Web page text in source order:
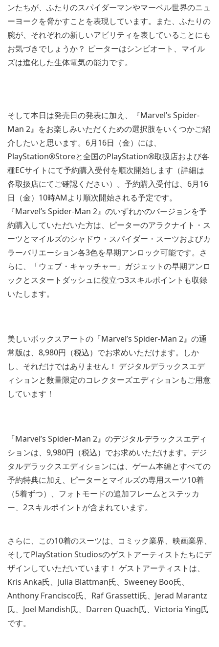
ンたちが、ふたりのスパイダーマンやマーベル世界のニュ
ーヨークを脅かすことを表現しています。また、ふたりの
腕が、それぞれの新しいアビリティを表していることにも
お気づきでしょうか？ ピーターはシンビオート、マイル
ズは進化した生体電気の能力です。
download
image
and
download
image
そして本日は発売日の発表に加え、『Marvel’s Spider-
Man 2』をお楽しみいただくための選択肢をいくつかご紹
介したいと思います。6月16日（金）には、
PlayStation®Storeと全国のPlayStation®取扱店および各
種ECサイトにて予約購入受付を順次開始します（詳細は
各取扱店にてご確認ください）。予約購入受付は、6月16
日（金）10時AMより順次開始される予定です。
『Marvel’s Spider-Man 2』のいずれかのバージョンを予
約購入していただいた方は、ピーターのアラクナイト・ス
ーツとマイルズのシャドウ・スパイダー・スーツおよびカ
ラーバリエーション各3色を早期アンロック可能です。さ
らに、「ウェブ・キャッチャー」ガジェットの早期アンロ
ックとスタートダッシュに役立つ3スキルポイントも収録
いたします。
美しいボックスアートの『Marvel’s Spider-Man 2』の通
常版は、8,980円（税込）でお求めいただけます。しか
し、それだけではありません！ デジタルデラックスエデ
ィションと数量限定のコレクターズエディションもご用意
しています！
and
download
image
『Marvel’s Spider-Man 2』のデジタルデラックスエディ
ションは、9,980円（税込）でお求めいただけます。デジ
タルデラックスエディションには、ゲーム本編とすべての
予約特典に加え、ピーターとマイルズの専用スーツ10着
（5着ずつ）、フォトモードの追加フレームとステッカ
ー、2スキルポイントが含まれています。
さらに、この10着のスーツは、コミック業界、映画業界、
そしてPlayStation Studiosのゲストアーティストたちにデ
ザインしていただいています！ ゲストアーティストは、
Kris Anka氏、Julia Blattman氏、Sweeney Boo氏、
Anthony Francisco氏、Raf Grassetti氏、Jerad Marantz
氏、Joel Mandish氏、Darren Quach氏、Victoria Ying氏
です。